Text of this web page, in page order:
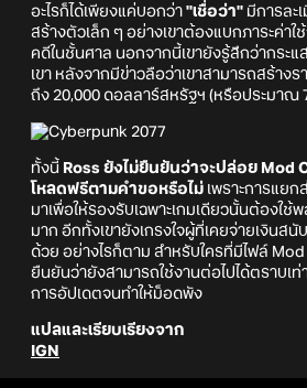
อะไรก็ได้เพียงแค่บอกว่า "เชื่อว่า" มีการละ
สร้างตัวเล็ก ๆ อย่างเขาต้องแบกภาระค่าใ
คดีในชั้นศาล นอกจากนี้เขายังรู้สึกว่ากระแ
เขา หลังจากมีข่าวลือว่าเขาสามารถสร้างร
ถึง 20,000 ดอลลาร์สหรัฐฯ (หรือประมาณ
ทั้งนี้ Ross ยังไม่ยืนยันว่าจะปล่อย Mod
โหลดฟรีตามคำขอหรือไม่ เพราะการแย
มาเพื่อให้รองรับเฉพาะเกมเดียวนั้นต้องใช้
มาก อีกทั้งเขายังเกรงใจผู้ที่เคยจ่ายเงินส
ด้วย อย่างไรก็ตาม สำหรับใครที่มีไฟล์ Mod
ยืนยันว่ายังสามารถใช้งานต่อไปได้ตราบเ
การอัปเดตจนทำให้ม็อดพัง
แปลและเรียบเรียงจาก
IGN